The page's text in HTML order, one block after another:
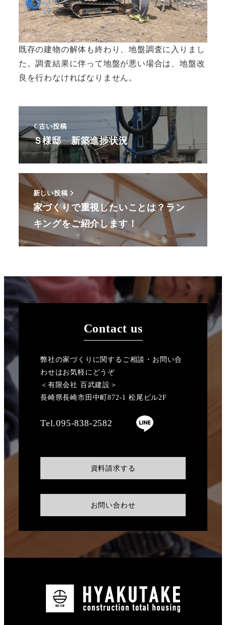
既存の建物の解体も終わり、地盤調査に入りまし
た。調査結果に伴って地盤が悪い場合は、地盤改
良を行わなければなりません。
古い投稿
Ｓ様邸 新築進捗状況
新しい投稿
家づくりで重視したいことは？ラン
キングをご紹介します！
Contact us
弊社の家づくりに関するご相談・お問い合
わせはお気軽にどうぞ
＜有限会社 百武建設＞
長崎県長崎市田中町872-1 松尾ビル2F
Tel.095-838-2582
資料請求する
お問い合わせ